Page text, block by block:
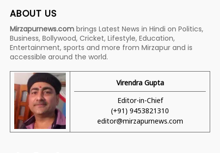
ABOUT US
Mirzapurnews.com brings Latest News in Hindi on Politics,
Business, Bollywood, Cricket, Lifestyle, Education,
Entertainment, sports and more from Mirzapur and is
accessible around the world.
Virendra Gupta
Editor-in-Chief
(+91) 9453821310
editor@mirzapurnews.com